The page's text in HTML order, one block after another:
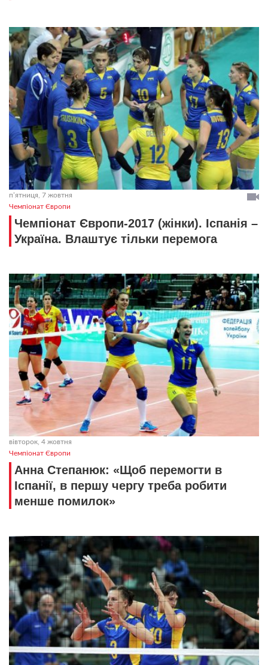
пʼятниця, 7 жовтня
Чемпіонат Європи
Чемпіонат Європи-2017 (жінки). Іспанія –
Україна. Влаштує тільки перемога
вівторок, 4 жовтня
Чемпіонат Європи
Анна Степанюк: «Щоб перемогти в
Іспанії, в першу чергу треба робити
менше помилок»